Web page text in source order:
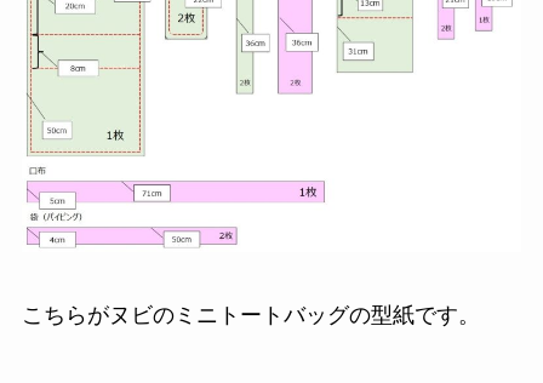
こちらがヌビのミニトートバッグの型紙です。